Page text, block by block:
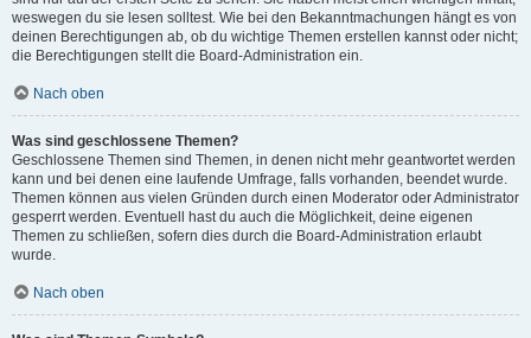
weswegen du sie lesen solltest. Wie bei den Bekanntmachungen hängt es von
deinen Berechtigungen ab, ob du wichtige Themen erstellen kannst oder nicht;
die Berechtigungen stellt die Board-Administration ein.
Nach oben
Was sind geschlossene Themen?
Geschlossene Themen sind Themen, in denen nicht mehr geantwortet werden
kann und bei denen eine laufende Umfrage, falls vorhanden, beendet wurde.
Themen können aus vielen Gründen durch einen Moderator oder Administrator
gesperrt werden. Eventuell hast du auch die Möglichkeit, deine eigenen
Themen zu schließen, sofern dies durch die Board-Administration erlaubt
wurde.
Nach oben